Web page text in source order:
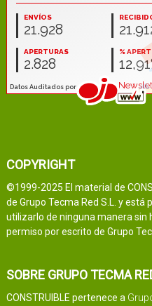
COPYRIGHT
©1999-2025 El material de
de Grupo Tecma Red S.L. y
utilizarlo de ninguna manera sin
permiso por escrito de Grupo
SOBRE GRUPO TECMA
CONSTRUIBLE pertenece a